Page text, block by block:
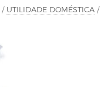
/ UTILIDADE DOMÉSTICA /